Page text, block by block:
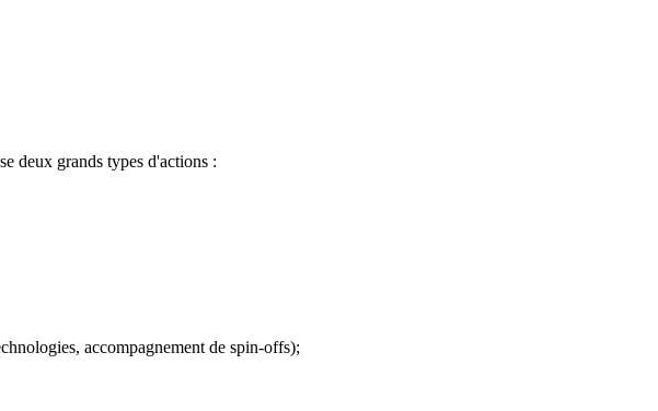
deux grands types d'actions :
accompagnement de spin-offs);